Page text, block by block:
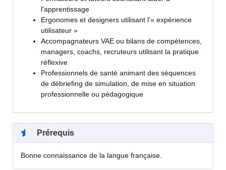
l'apprentissage
Ergonomes et designers utilisant l'« expérience
utilisateur »
Accompagnateurs VAE ou bilans de compétences,
managers, coachs, recruteurs utilisant la pratique
réflexive
Professionnels de santé animant des séquences
de débriefing de simulation, de mise en situation
professionnelle ou pédagogique
Prérequis
Bonne connaissance de la langue française.